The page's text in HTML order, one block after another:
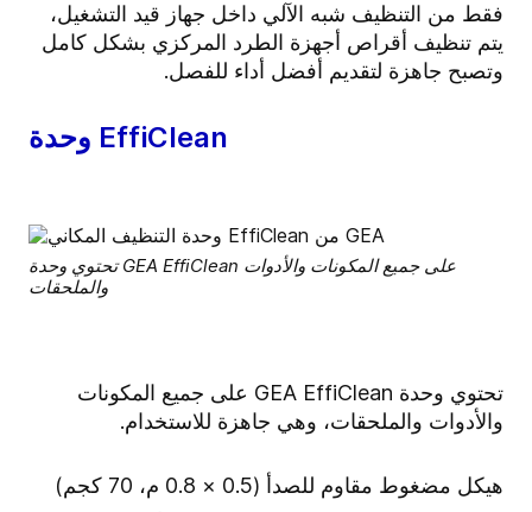
فقط من التنظيف شبه الآلي داخل جهاز قيد التشغيل،
يتم تنظيف أقراص أجهزة الطرد المركزي بشكل كامل
وتصبح جاهزة لتقديم أفضل أداء للفصل.
وحدة EffiClean
تحتوي وحدة GEA EffiClean على جميع المكونات والأدوات
والملحقات
تحتوي وحدة GEA EffiClean على جميع المكونات
والأدوات والملحقات، وهي جاهزة للاستخدام.
هيكل مضغوط مقاوم للصدأ (0.5 × 0.8 م، 70 كجم)